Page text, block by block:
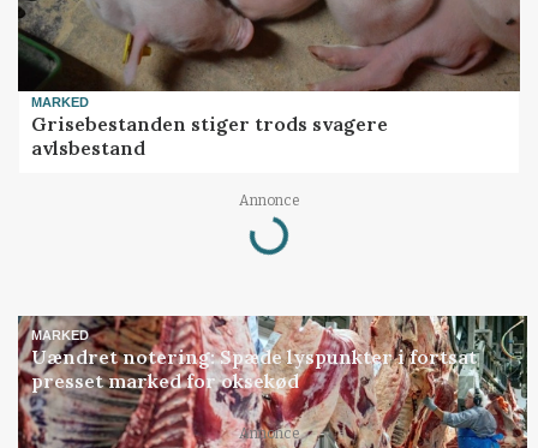
MARKED
Grisebestanden stiger trods svagere
avlsbestand
Annonce
Loading...
MARKED
Uændret notering: Spæde lyspunkter i fortsat
presset marked for oksekød
Annonce